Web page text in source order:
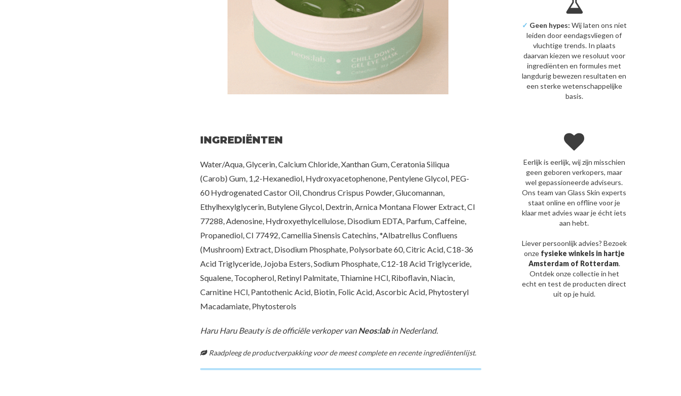
INGREDIËNTEN
Water/Aqua, Glycerin, Calcium Chloride, Xanthan Gum, Ceratonia Siliqua
(Carob) Gum, 1,2-Hexanediol, Hydroxyacetophenone, Pentylene Glycol, PEG-
60 Hydrogenated Castor Oil, Chondrus Crispus Powder, Glucomannan,
Ethylhexylglycerin, Butylene Glycol, Dextrin, Arnica Montana Flower Extract, CI
77288, Adenosine, Hydroxyethylcellulose, Disodium EDTA, Parfum, Caffeine,
Propanediol, CI 77492, Camellia Sinensis Catechins, *Albatrellus Confluens
(Mushroom) Extract, Disodium Phosphate, Polysorbate 60, Citric Acid, C18-36
Acid Triglyceride, Jojoba Esters, Sodium Phosphate, C12-18 Acid Triglyceride,
Squalene, Tocopherol, Retinyl Palmitate, Thiamine HCl, Riboflavin, Niacin,
Carnitine HCl, Pantothenic Acid, Biotin, Folic Acid, Ascorbic Acid, Phytosteryl
Macadamiate, Phytosterols
Haru Haru Beauty is de officiële verkoper vanNeos:labin Nederland.
Raadpleeg de productverpakking voor de meest complete en recente ingrediëntenlijst.
✓ Geen hypes: Wij laten ons niet
leiden door eendagsvliegen of
vluchtige trends. In plaats
daarvan kiezen we resoluut voor
ingrediënten en formules met
langdurig bewezen resultaten en
een sterke wetenschappelijke
basis.
Eerlijk is eerlijk, wij zijn misschien
geen geboren verkopers, maar
wel gepassioneerde adviseurs.
Ons team van Glass Skin experts
staat online en offline voor je
klaar met advies waar je écht iets
aan hebt.
Liever persoonlijk advies? Bezoek
onze fysieke winkels in hartje
Amsterdam of Rotterdam.
Ontdek onze collectie in het
echt en test de producten direct
uit op je huid.